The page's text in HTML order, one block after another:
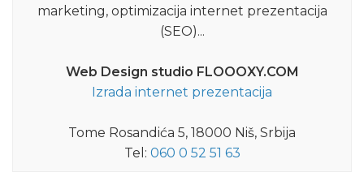
marketing, optimizacija internet prezentacija
(SEO)...
Web Design studio FLOOOXY.COM
Izrada internet prezentacija
Tome Rosandića 5, 18000 Niš, Srbija
Tel: 060 0 52 51 63